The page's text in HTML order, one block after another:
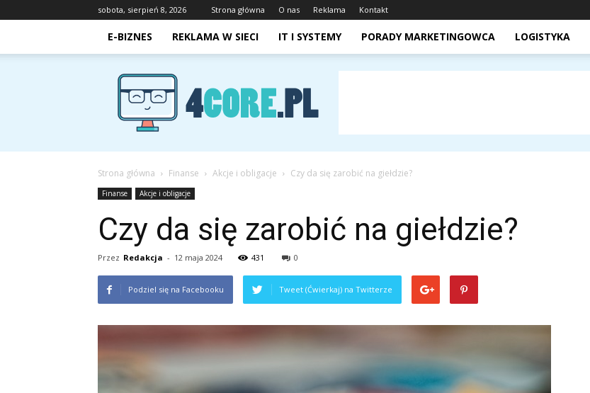
sobota, sierpień 8, 2026 Strona główna O nas Reklama Kontakt
E-BIZNES REKLAMA W SIECI IT I SYSTEMY PORADY MARKETINGOWCA LOGISTYKA
4core.pl
Strona główna Finanse Akcje i obligacje Czy da się zarobić na giełdzie?
Finanse Akcje i obligacje
Czy da się zarobić na giełdzie?
Przez Redakcja - 12 maja 2024 431 0
Podziel się na Facebooku Tweet (Ćwierkaj) na Twitterze